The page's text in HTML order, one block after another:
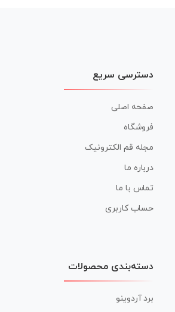
دسترسی سریع
صفحه اصلی
فروشگاه
مجله قم الکترونیک
درباره ما
تماس با ما
حساب کاربری
دسته‌بندی محصولات
برد آردوینو